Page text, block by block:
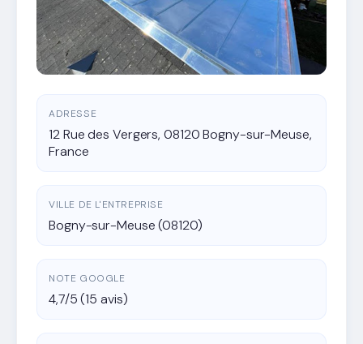
ADRESSE
12 Rue des Vergers, 08120 Bogny-sur-Meuse,
France
VILLE DE L'ENTREPRISE
Bogny-sur-Meuse (08120)
NOTE GOOGLE
4,7/5 (15 avis)